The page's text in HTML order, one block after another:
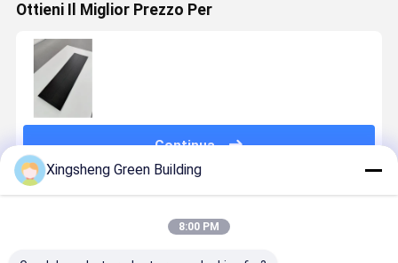
Ottieni Il Miglior Prezzo Per
Continua
Xingsheng Green Building
8:00 PM